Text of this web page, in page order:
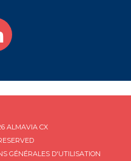
ALMAVIA CX
GÉNÉRALES D'UTILISATION